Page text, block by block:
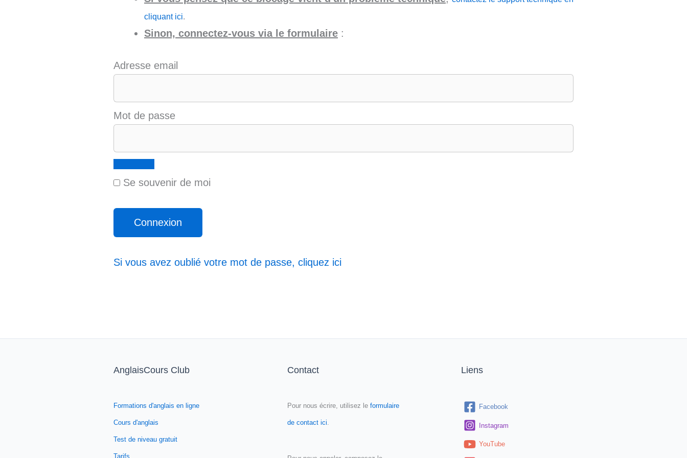
cliquant ici.
Sinon, connectez-vous via le formulaire :
Adresse email
Mot de passe
Se souvenir de moi
Si vous avez oublié votre mot de passe, cliquez ici
AnglaisCours Club
Formations d'anglais en ligne
Cours d'anglais
Test de niveau gratuit
Tarifs
Contact
Pour nous écrire, utilisez le formulaire
de contact ici.
Liens
Facebook
Instagram
YouTube